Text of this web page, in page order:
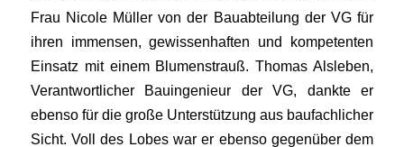
Frau Nicole Müller von der Bauabteilung der VG für
ihren immensen, gewissenhaften und kompetenten
Einsatz mit einem Blumenstrauß. Thomas Alsleben,
Verantwortlicher Bauingenieur der VG, dankte er
ebenso für die große Unterstützung aus baufachlicher
Sicht. Voll des Lobes war er ebenso gegenüber dem